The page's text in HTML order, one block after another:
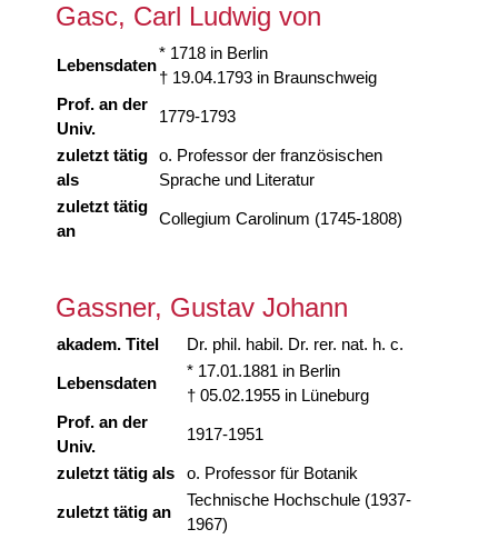
Gasc, Carl Ludwig von
Lebensdaten
* 1718 in Berlin
† 19.04.1793 in Braunschweig
Prof. an der
Univ.
1779-1793
zuletzt tätig
als
o. Professor der französischen
Sprache und Literatur
zuletzt tätig
an
Collegium Carolinum (1745-1808)
Gassner, Gustav Johann
akadem. Titel Dr. phil. habil. Dr. rer. nat. h. c.
Lebensdaten
* 17.01.1881 in Berlin
† 05.02.1955 in Lüneburg
Prof. an der
Univ.
1917-1951
zuletzt tätig als o. Professor für Botanik
zuletzt tätig an
Technische Hochschule (1937-
1967)